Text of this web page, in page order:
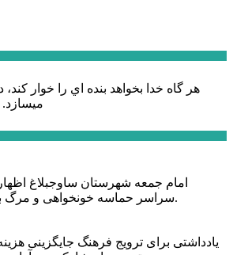
هر گاه خدا بخواهد بنده اي را خوار كند،
میسازد.
امام جمعه شهرستان ساوجبلاغ
سراسر حماسه خونخواهی و مرگ بر آمریکا و اسرائیل بود.
یادداشتی برای ترویج فرهنگ جایگزینی